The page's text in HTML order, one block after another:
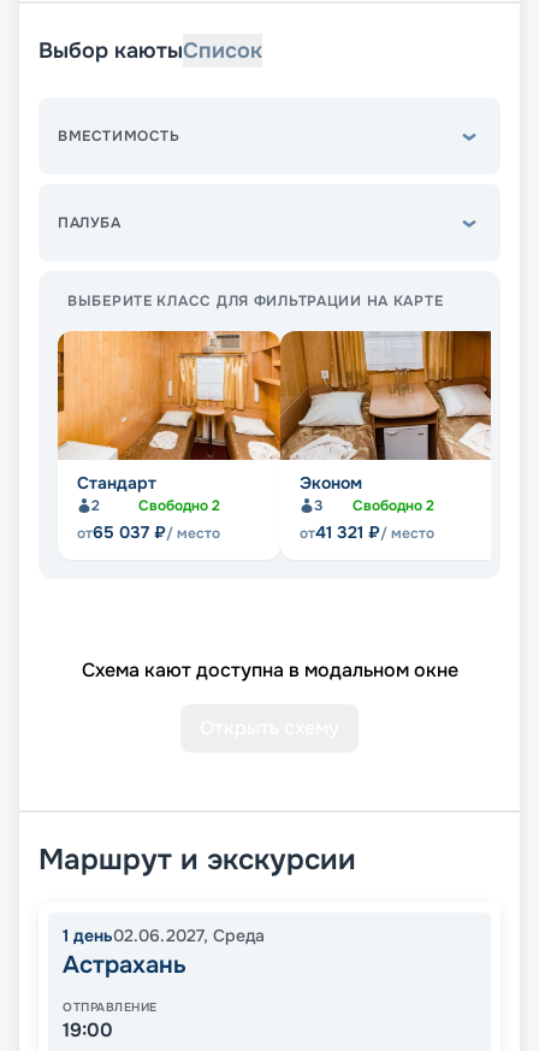
Выбор каютыСписок
ВМЕСТИМОСТЬ
ПАЛУБА
ВЫБЕРИТЕ КЛАСС ДЛЯ ФИЛЬТРАЦИИ НА КАРТЕ
Стандарт
2 Свободно2
от65 037 ₽/ место
Эконом
3 Свободно2
от41 321 ₽/ место
Схема кают доступна в модальном окне
Маршрут и экскурсии
1 день02.06.2027, Среда
Астрахань
ОТПРАВЛЕНИЕ
19:00